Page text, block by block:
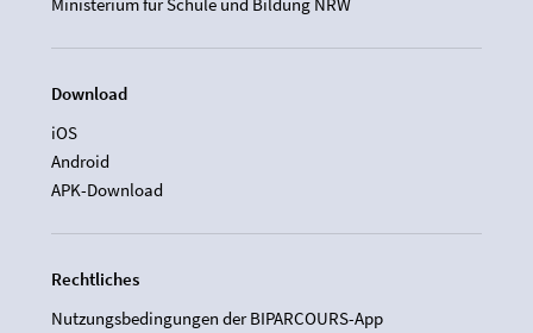
Download
iOS
Android
APK-Download
Rechtliches
Nutzungsbedingungen der BIPARCOURS-App